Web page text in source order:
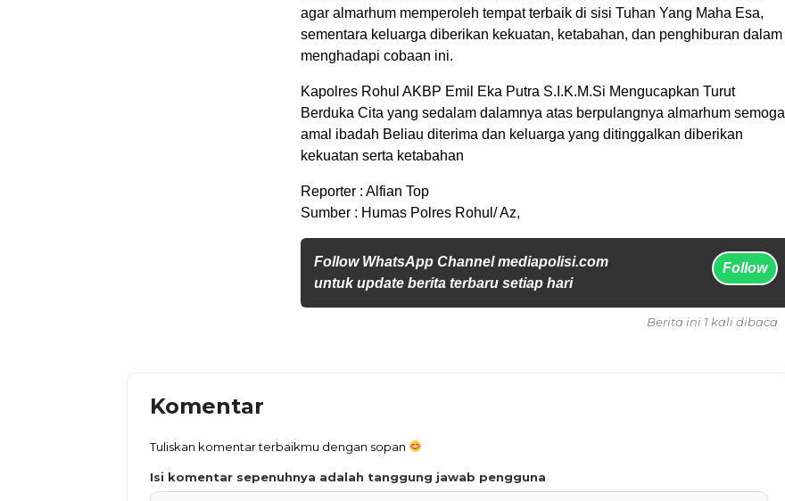
agar almarhum memperoleh tempat terbaik di sisi Tuhan Yang Maha Esa,
sementara keluarga diberikan kekuatan, ketabahan, dan penghiburan dalam
menghadapi cobaan ini.
Kapolres Rohul AKBP Emil Eka Putra S.I.K.M.Si Mengucapkan Turut
Berduka Cita yang sedalam dalamnya atas berpulangnya almarhum semoga
amal ibadah Beliau diterima dan keluarga yang ditinggalkan diberikan
kekuatan serta ketabahan
Reporter : Alfian Top
Sumber : Humas Polres Rohul/ Az,
Follow WhatsApp Channel mediapolisi.com
untuk update berita terbaru setiap hari
Follow
Berita ini 1 kali dibaca
Komentar
Tuliskan komentar terbaikmu dengan sopan
Isi komentar sepenuhnya adalah tanggung jawab pengguna